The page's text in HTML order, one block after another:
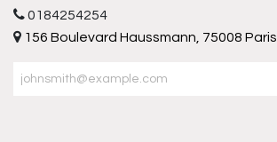
0184254254
156 Boulevard Haussmann, 75008 Paris